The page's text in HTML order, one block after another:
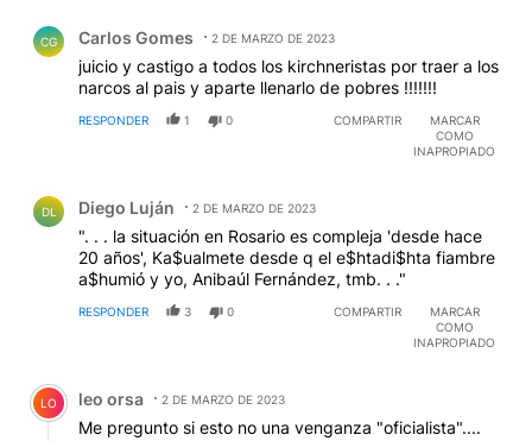
CG Carlos Gomes 2 DE MARZO DE 2023
juicio y castigo a todos los kirchneristas por traer a los
narcos al pais y aparte llenarlo de pobres !!!!!!!
RESPONDER 1 0 COMPARTIR
MARCAR
COMO
INAPROPIADO
DL Diego Luján 2 DE MARZO DE 2023
". . . la situación en Rosario es compleja 'desde hace
20 años', Ka$ualmete desde q el e$htadi$hta fiambre
a$humió y yo, Anibaúl Fernández, tmb. . ."
RESPONDER 3 0 COMPARTIR
MARCAR
COMO
INAPROPIADO
Comentario de leo orsa.
LO leo orsa 2 DE MARZO DE 2023
Me pregunto si esto no una venganza "oficialista"....